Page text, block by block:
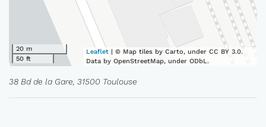
20 m
50 ft
Leaflet | © Map tiles by Carto, under CC BY 3.0.
Data by OpenStreetMap, under ODbL.
38 Bd de la Gare, 31500 Toulouse